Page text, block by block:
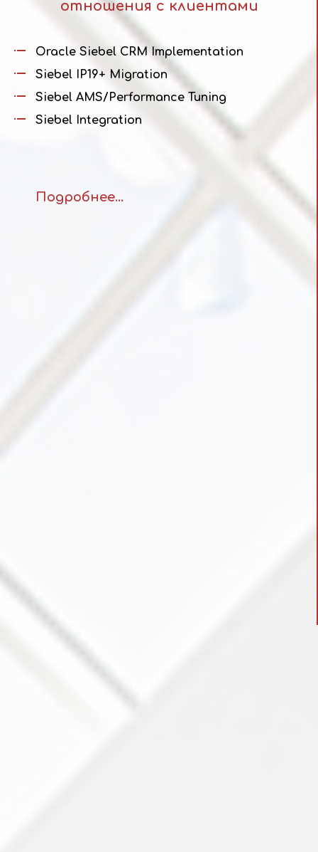
отношения с клиентами
Oracle Siebel CRM Implementation
Siebel IP19+ Migration
Siebel AMS/Performance Tuning
Siebel Integration
Подробнее...